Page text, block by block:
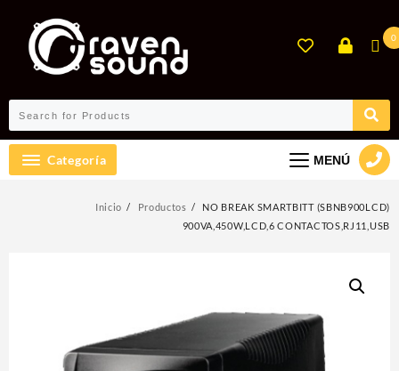
contenido
0
Categoría MENÚ
Inicio Productos
NO BREAK SMARTBITT (SBNB900LCD)
900VA,450W,LCD,6 CONTACTOS,RJ11,USB